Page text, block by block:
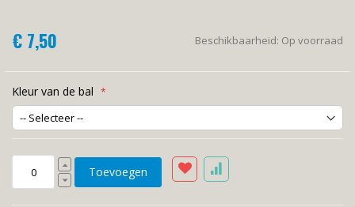
€ 7,50 Beschikbaarheid: Op voorraad
Kleur van de bal
Toevoegen